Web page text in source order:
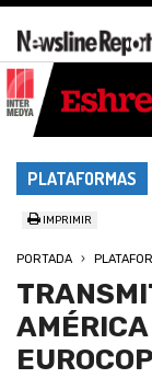
PLATAFORMAS
IMPRIMIR
PORTADA